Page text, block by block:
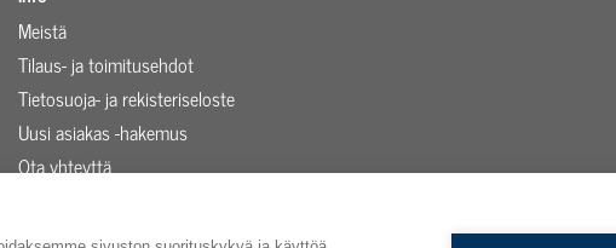
Meistä
Tilaus- ja toimitusehdot
Tietosuoja- ja rekisteriseloste
Uusi asiakas -hakemus
Ota yhteyttä